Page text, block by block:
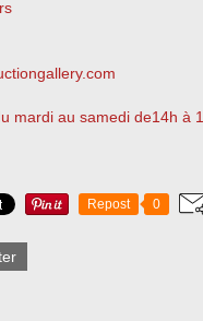
mardi au samedi de14h à
Repost 0